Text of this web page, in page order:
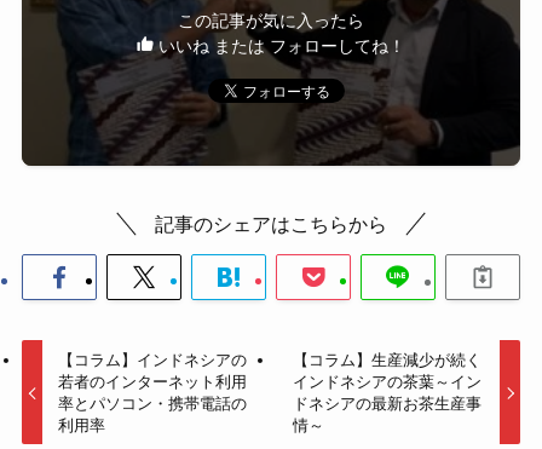
この記事が気に入ったら
いいね または フォローしてね！
記事のシェアはこちらから
【コラム】インドネシアの
若者のインターネット利用
率とパソコン・携帯電話の
利用率
【コラム】生産減少が続く
インドネシアの茶葉～イン
ドネシアの最新お茶生産事
情～